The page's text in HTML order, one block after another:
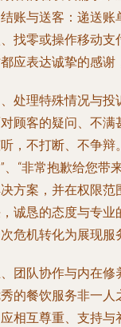
结账与送客 ：递送
找零或操作移动支
应表达诚挚的感谢
处理特殊情况与投
顾客的疑问、不满
，不打断、不争辩
、“非常抱歉给您带
方案，并在权限范
诚恳的态度与专业
危机转化为展现服
团队协作与内在修
的餐饮服务非一人
相互尊重、支持与